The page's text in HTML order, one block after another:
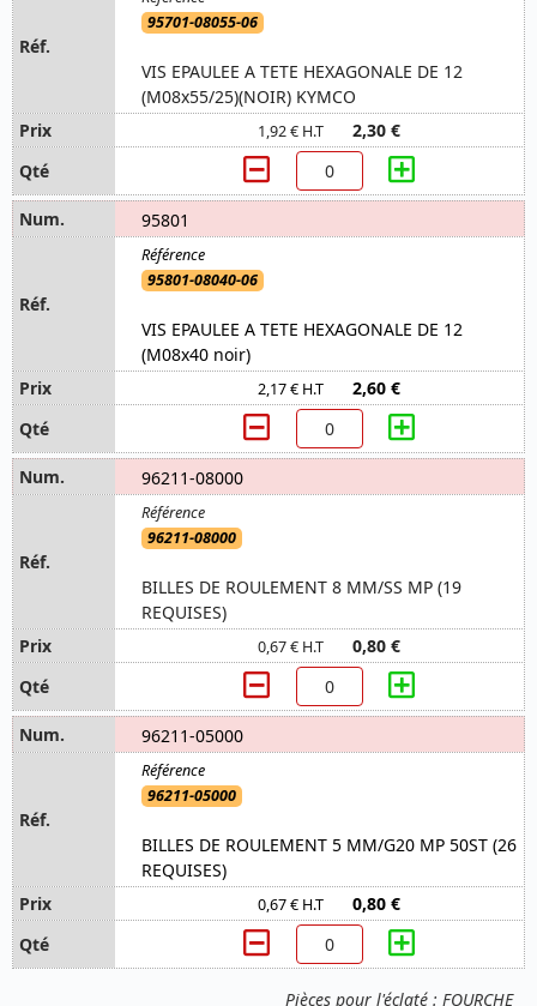
Pièces pour l'éclaté : FOURCHE
95701-08055-06
VIS EPAULEE A TETE HEXAGONALE DE 12
(M08x55/25)(NOIR) KYMCO
1,92 € H.T 2,30 €
95801
95801-08040-06
VIS EPAULEE A TETE HEXAGONALE DE 12
(M08x40 noir)
2,17 € H.T 2,60 €
96211-08000
96211-08000
BILLES DE ROULEMENT 8 MM/SS MP (19
REQUISES)
0,67 € H.T 0,80 €
96211-05000
96211-05000
BILLES DE ROULEMENT 5 MM/G20 MP 50ST (26
REQUISES)
0,67 € H.T 0,80 €